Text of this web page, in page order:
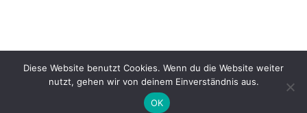
Datenschutzerklärung Mit Stolz präsentiert von WordPress
Diese Website benutzt Cookies. Wenn du die Website weiter
nutzt, gehen wir von deinem Einverständnis aus.
OK